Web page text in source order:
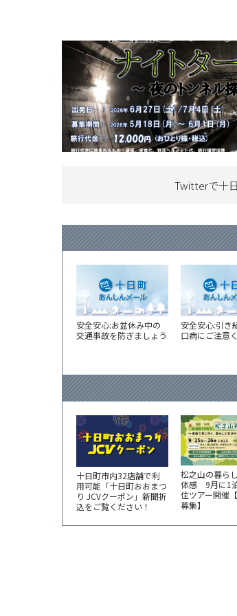
Twitterで十
安全安心:お盆休み中の
交通事故を防ぎましょう
安全安心:引き
口病にご注意
十日町市内32店舗で利
用可能「十日町おおまつ
り JCVクーポン」新聞折
込をご覧ください！
松之山の暮ら
体感 9月に1
住ツアー開催
募集】